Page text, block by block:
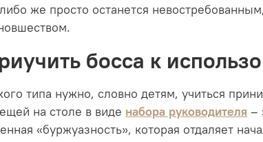
же просто останется
босса к
типа нужно, словно детям, учиться
на столе в виде набора руководителя –
«буржуазность», которая отдаляет